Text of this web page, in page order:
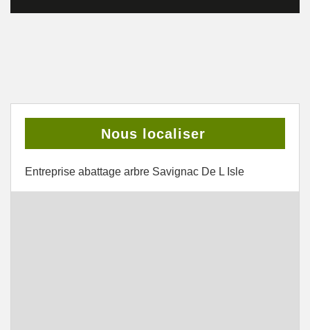
Nous localiser
Entreprise abattage arbre Savignac De L Isle